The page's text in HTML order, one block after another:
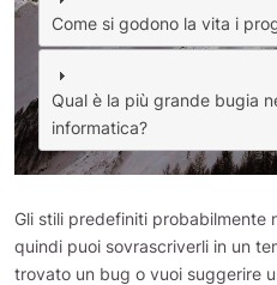
Come si godono la vita i
Qual è la più grande bugia
informatica?
Gli stili predefiniti probabilmente
quindi puoi sovrascriverli in un
trovato un bug o vuoi suggerire